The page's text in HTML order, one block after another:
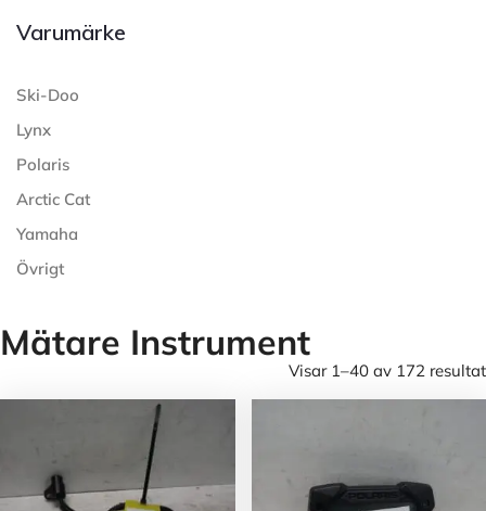
Varumärke
Ski-Doo
Lynx
Polaris
Arctic Cat
Yamaha
Övrigt
Mätare Instrument
Visar 1–40 av 172 resultat